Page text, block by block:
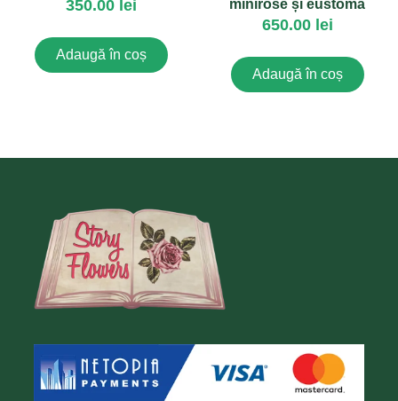
350.00 lei
Adaugă în coș
minirose și eustoma
650.00 lei
Adaugă în coș